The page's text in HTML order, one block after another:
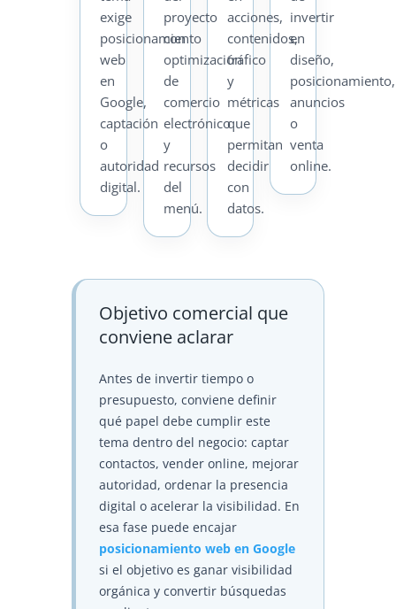
exige
posicionamiento
web
en
Google,
captación
o
autoridad
digital.
proyecto
con
optimización
de
comercio
electrónico
y
recursos
del
menú.
acciones,
contenidos,
tráfico
y
métricas
que
permitan
decidir
con
datos.
invertir
en
diseño,
posicionamiento,
anuncios
o
venta
online.
Objetivo comercial que
conviene aclarar
Antes de invertir tiempo o
presupuesto, conviene definir
qué papel debe cumplir este
tema dentro del negocio: captar
contactos, vender online, mejorar
autoridad, ordenar la presencia
digital o acelerar la visibilidad. En
esa fase puede encajar
posicionamiento web en Google
si el objetivo es ganar visibilidad
orgánica y convertir búsquedas